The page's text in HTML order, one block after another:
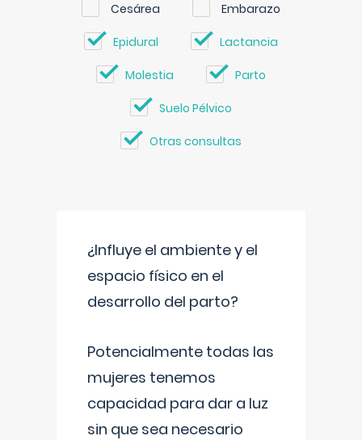
Cesárea Embarazo
Epidural Lactancia
Molestia Parto
Suelo Pélvico
Otras consultas
¿Influye el ambiente y el
espacio físico en el
desarrollo del parto?
Potencialmente todas las
mujeres tenemos
capacidad para dar a luz
sin que sea necesario